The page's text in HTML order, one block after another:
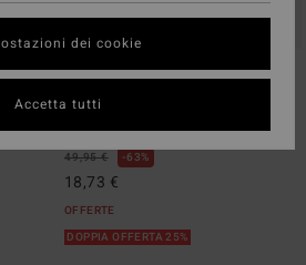
10 ECO
Arch Po
49,95 € 63%
18,73 €
OFFERTE
DOPPIA OFFERTA 25%
dei cookie
Accetta tutti